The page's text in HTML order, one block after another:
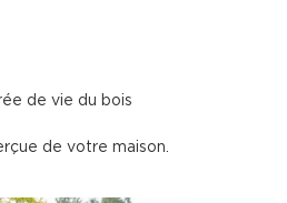
de vie du bois
de votre maison.